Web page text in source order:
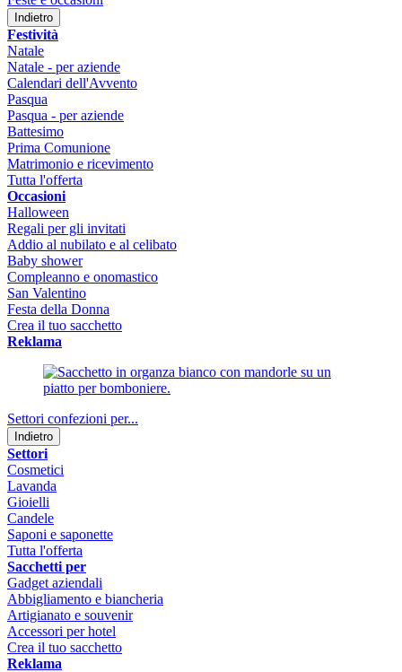
Indietro
Festività
Natale
Natale - per aziende
Calendari dell'Avvento
Pasqua
Pasqua - per aziende
Battesimo
Prima Comunione
Matrimonio e ricevimento
Tutta l'offerta
Occasioni
Halloween
Regali per gli invitati
Addio al nubilato e al celibato
Baby shower
Compleanno e onomastico
San Valentino
Festa della Donna
Crea il tuo sacchetto
Reklama
Settori confezioni per...
Indietro
Settori
Cosmetici
Lavanda
Gioielli
Candele
Saponi e saponette
Tutta l'offerta
Sacchetti per
Gadget aziendali
Abbigliamento e biancheria
Artigianato e souvenir
Accessori per hotel
Crea il tuo sacchetto
Reklama